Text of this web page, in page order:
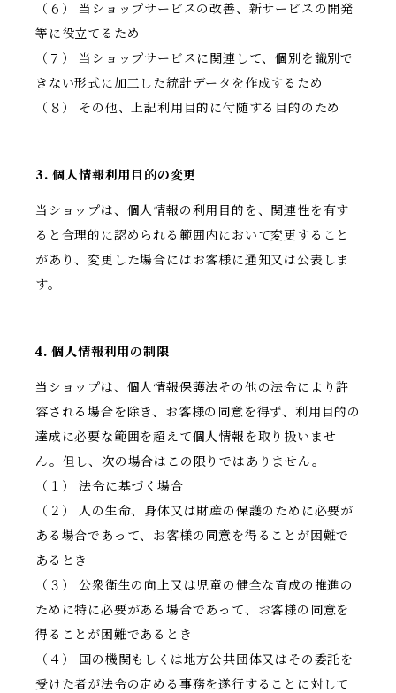
（６） 当ショップサービスの改善、新サービスの開発
等に役立てるため
（７） 当ショップサービスに関連して、個別を識別で
きない形式に加工した統計データを作成するため
（８） その他、上記利用目的に付随する目的のため
3. 個人情報利用目的の変更
当ショップは、個人情報の利用目的を、関連性を有す
ると合理的に認められる範囲内において変更すること
があり、変更した場合にはお客様に通知又は公表しま
す。
4. 個人情報利用の制限
当ショップは、個人情報保護法その他の法令により許
容される場合を除き、お客様の同意を得ず、利用目的の
達成に必要な範囲を超えて個人情報を取り扱いませ
ん。但し、次の場合はこの限りではありません。
（１） 法令に基づく場合
（２） 人の生命、身体又は財産の保護のために必要が
ある場合であって、お客様の同意を得ることが困難で
あるとき
（３） 公衆衛生の向上又は児童の健全な育成の推進の
ために特に必要がある場合であって、お客様の同意を
得ることが困難であるとき
（４） 国の機関もしくは地方公共団体又はその委託を
受けた者が法令の定める事務を遂行することに対して